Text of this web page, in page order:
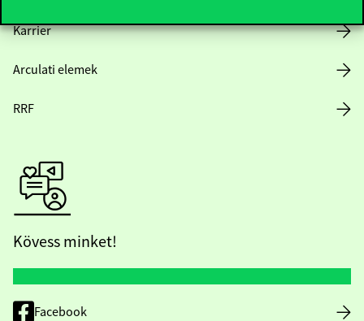
Karrier
Arculati elemek
RRF
Kövess minket!
Facebook